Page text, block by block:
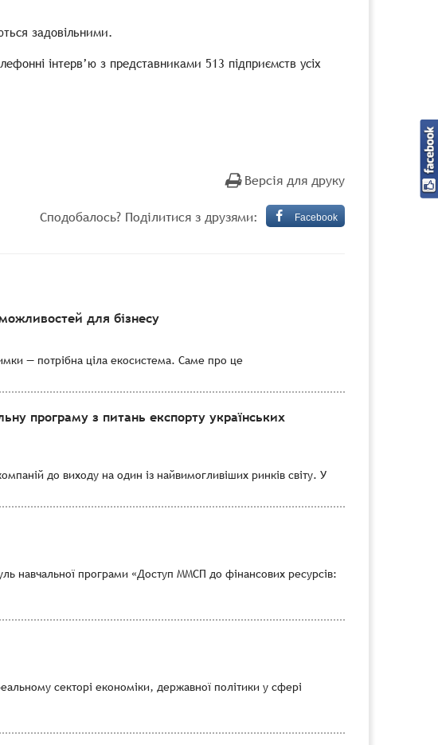
задовільними.
інтерв’ю з представниками 513 підприємств усіх
Версія для друку
Сподобалось? Поділитися з друзями: Facebook
для бізнесу
— потрібна ціла екосистема. Саме про це
програму з питань експорту українських
до виходу на один із найвимогливіших ринків світу. У
навчальної програми «Доступ ММСП до фінансових ресурсів:
секторі економіки, державної політики у сфері